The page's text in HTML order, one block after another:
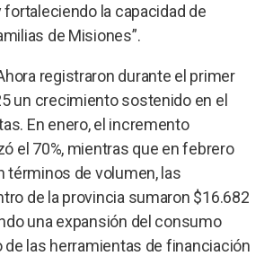
la capacidad de
de Misiones”.
registraron durante el primer
un crecimiento sostenido en el
En enero, el incremento
el 70%, mientras que en febrero
términos de volumen, las
de la provincia sumaron $16.682
una expansión del consumo
de las herramientas de financiación